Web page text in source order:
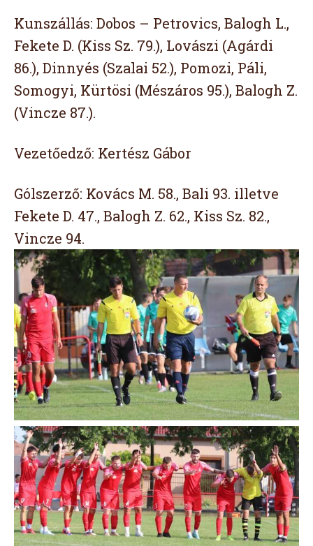
Kunszállás: Dobos – Petrovics, Balogh L.,
Fekete D. (Kiss Sz. 79.), Lovászi (Agárdi
86.), Dinnyés (Szalai 52.), Pomozi, Páli,
Somogyi, Kürtösi (Mészáros 95.), Balogh Z.
(Vincze 87.).
Vezetőedző: Kertész Gábor
Gólszerző: Kovács M. 58., Bali 93. illetve
Fekete D. 47., Balogh Z. 62., Kiss Sz. 82.,
Vincze 94.